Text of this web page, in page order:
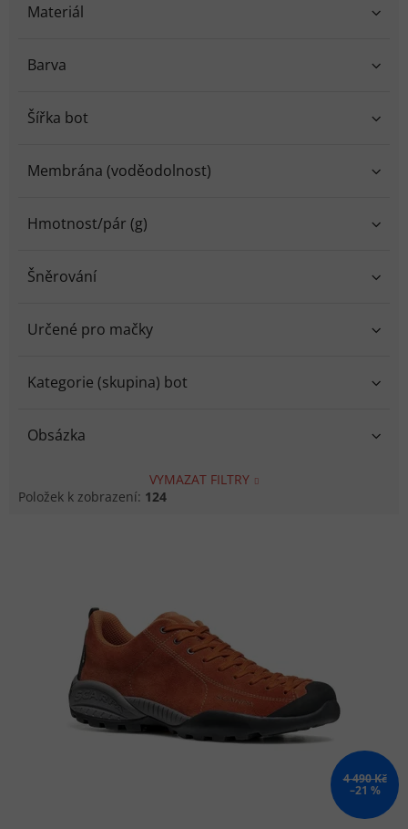
Materiál
Barva
Šířka bot
Membrána (voděodolnost)
Hmotnost/pár (g)
Šněrování
Určené pro mačky
Kategorie (skupina) bot
Obsázka
VYMAZAT FILTRY
Položek k zobrazení: 124
4 490 Kč
–21 %